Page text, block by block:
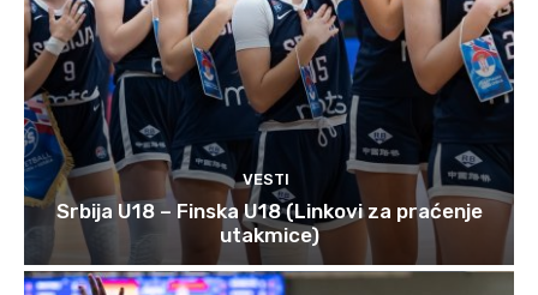
VESTI
Srbija U18 – Finska U18 (Linkovi za praćenje
utakmice)